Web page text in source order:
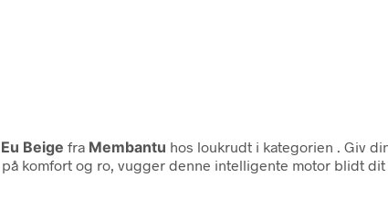
Beige fra Membantu hos loukrudt i kategorien
. Giv
komfort og ro, vugger denne intelligente motor blidt